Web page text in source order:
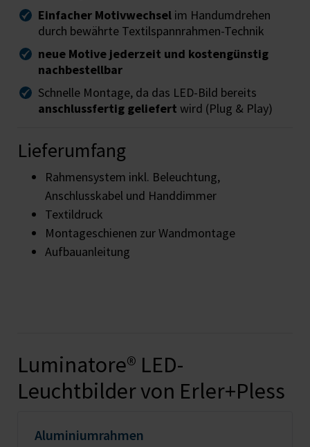
Einfacher Motivwechsel im Handumdrehen
durch bewährte Textilspannrahmen-Technik
neue Motive jederzeit und kostengünstig
nachbestellbar
Schnelle Montage, da das LED-Bild bereits
anschlussfertig geliefert wird (Plug & Play)
Lieferumfang
Rahmensystem inkl. Beleuchtung,
Anschlusskabel und Handdimmer
Textildruck
Montageschienen zur Wandmontage
Aufbauanleitung
Luminatore® LED-
Leuchtbilder von Erler+Pless
Aluminiumrahmen